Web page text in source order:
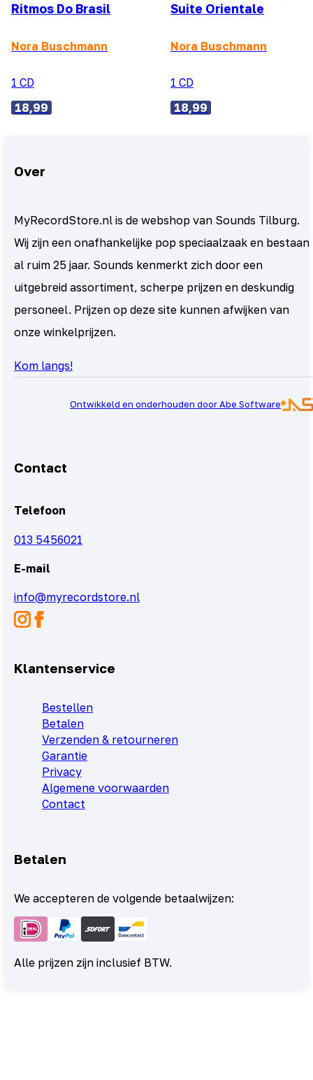
Ritmos Do Brasil
Nora Buschmann
1 CD
18,99
Suite Orientale
Nora Buschmann
1 CD
18,99
Over
MyRecordStore.nl is de webshop van Sounds Tilburg.
Wij zijn een onafhankelijke pop speciaalzaak en bestaan
al ruim 25 jaar. Sounds kenmerkt zich door een
uitgebreid assortiment, scherpe prijzen en deskundig
personeel. Prijzen op deze site kunnen afwijken van
onze winkelprijzen.
Kom langs!
Ontwikkeld en onderhouden door Abe Software
Contact
Telefoon
013 5456021
E-mail
info@myrecordstore.nl
Klantenservice
Bestellen
Betalen
Verzenden & retourneren
Garantie
Privacy
Algemene voorwaarden
Contact
Betalen
We accepteren de volgende betaalwijzen:
Alle prijzen zijn inclusief BTW.